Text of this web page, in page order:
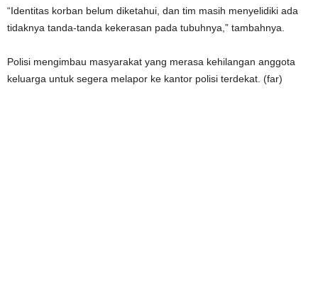
“Identitas korban belum diketahui, dan tim masih menyelidiki ada
tidaknya tanda-tanda kekerasan pada tubuhnya,” tambahnya.
Polisi mengimbau masyarakat yang merasa kehilangan anggota
keluarga untuk segera melapor ke kantor polisi terdekat. (far)